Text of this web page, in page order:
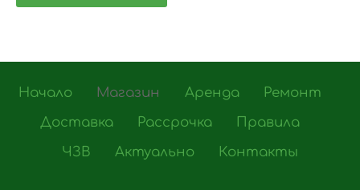
Начало Магазин Аренда
Ремонт
Доставка
Рассрочка
Правила
ЧЗВ
Актуально Контакты